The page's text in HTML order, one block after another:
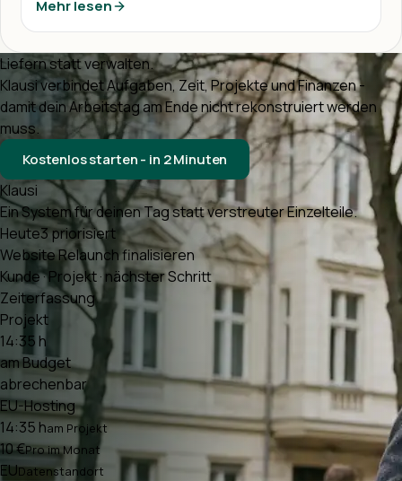
Mehr lesen
Liefern statt verwalten.
Klausi verbindet Aufgaben, Zeit, Projekte und Finanzen -
damit dein Arbeitstag am Ende nicht rekonstruiert werden
muss.
Kostenlos starten - in 2 Minuten
Klausi
Ein System für deinen Tag statt verstreuter Einzelteile.
Heute3 priorisiert
Website Relaunch finalisieren
Kunde · Projekt · nächster Schritt
Zeiterfassung
Projekt
14:35 h
am Budget
abrechenbar
EU-Hosting
14:35 ham Projekt
10 €Pro im Monat
EUDatenstandort